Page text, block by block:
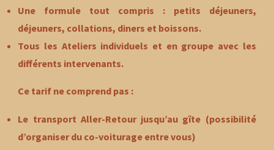
Une formule tout compris : petits déjeuners,
déjeuners, collations, diners et boissons.
Tous les Ateliers individuels et en groupe avec les
différents intervenants.
Ce tarif ne comprend pas :
Le transport Aller-Retour jusqu’au gîte (possibilité
d’organiser du co-voiturage entre vous)